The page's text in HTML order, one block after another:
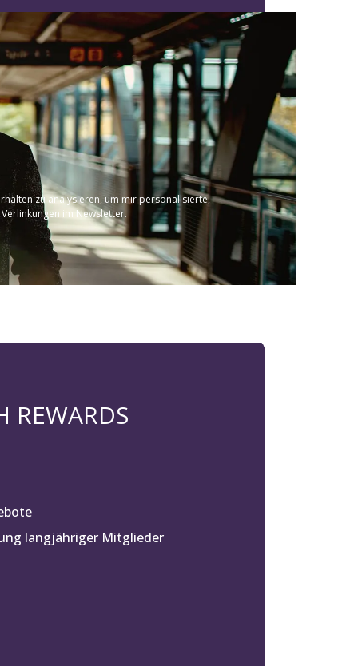
zu analysieren, um mir personalisierte,
im Newsletter.
REWARDS
langjähriger Mitglieder